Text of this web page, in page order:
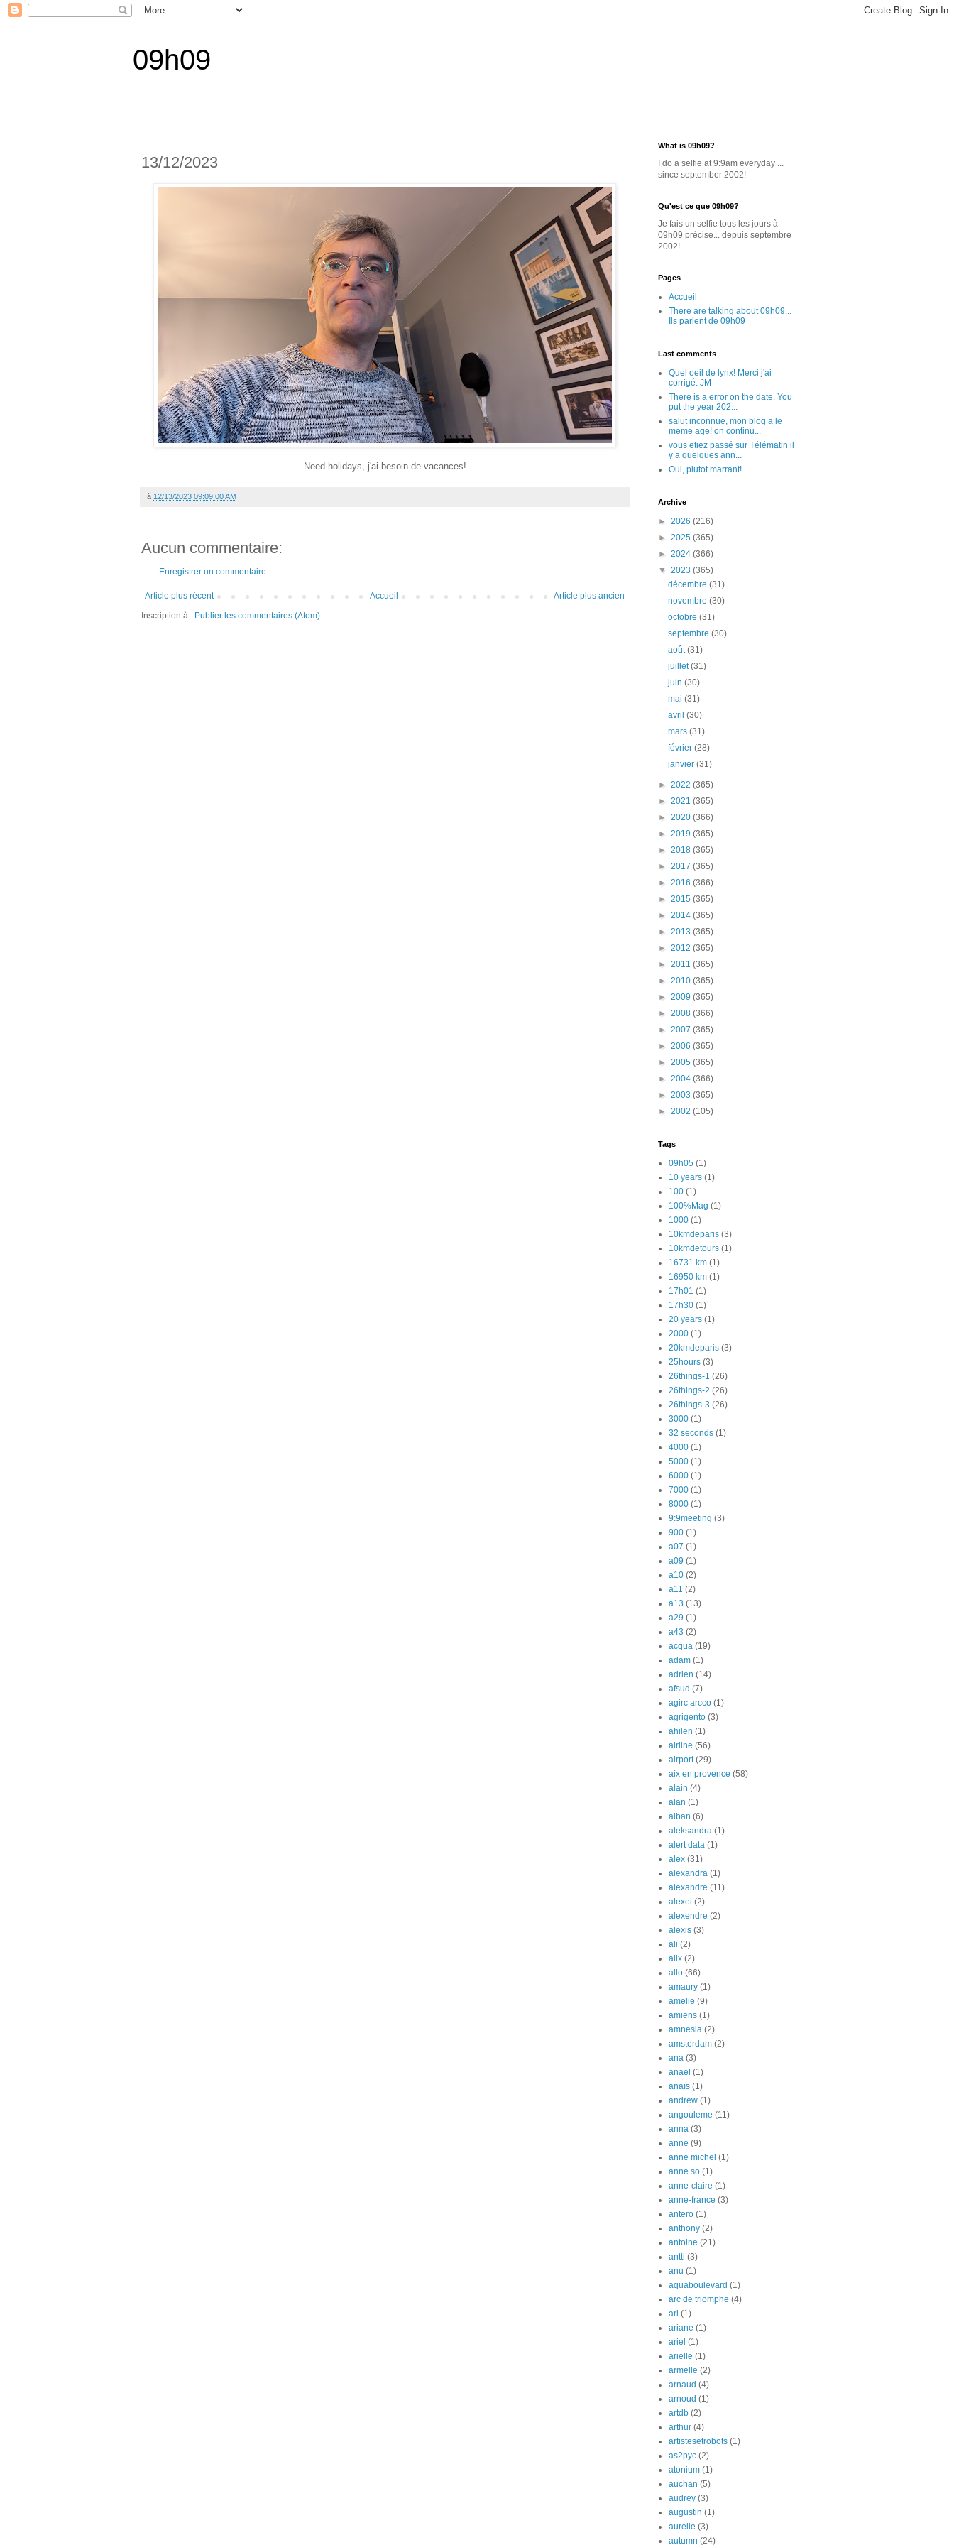
09h09
13/12/2023
Need holidays, j'ai besoin de vacances!
à 12/13/2023 09:09:00 AM
Aucun commentaire:
Enregistrer un commentaire
Article plus récent Article plus ancien
Accueil
Inscription à : Publier les commentaires (Atom)
What is 09h09?
I do a selfie at 9:9am everyday ...
since september 2002!
Qu'est ce que 09h09?
Je fais un selfie tous les jours à
09h09 précise... depuis septembre
2002!
Pages
Accueil
There are talking about 09h09...
Ils parlent de 09h09
Last comments
Quel oeil de lynx! Merci j'ai
corrigé. JM
There is a error on the date. You
put the year 202...
salut inconnue, mon blog a le
meme age! on continu...
vous etiez passé sur Télématin il
y a quelques ann...
Oui, plutot marrant!
Archive
► 2026 (216)
► 2025 (365)
► 2024 (366)
▼ 2023 (365)
décembre(31)
novembre(30)
octobre(31)
septembre(30)
août(31)
juillet(31)
juin(30)
mai(31)
avril(30)
mars(31)
février(28)
janvier(31)
► 2022 (365)
► 2021 (365)
► 2020 (366)
► 2019 (365)
► 2018 (365)
► 2017 (365)
► 2016 (366)
► 2015 (365)
► 2014 (365)
► 2013 (365)
► 2012 (365)
► 2011 (365)
► 2010 (365)
► 2009 (365)
► 2008 (366)
► 2007 (365)
► 2006 (365)
► 2005 (365)
► 2004 (366)
► 2003 (365)
► 2002 (105)
Tags
09h05 (1)
10 years (1)
100 (1)
100%Mag (1)
1000 (1)
10kmdeparis (3)
10kmdetours (1)
16731 km (1)
16950 km (1)
17h01 (1)
17h30 (1)
20 years (1)
2000 (1)
20kmdeparis (3)
25hours (3)
26things-1 (26)
26things-2 (26)
26things-3 (26)
3000 (1)
32 seconds (1)
4000 (1)
5000 (1)
6000 (1)
7000 (1)
8000 (1)
9:9meeting (3)
900 (1)
a07 (1)
a09 (1)
a10 (2)
a11 (2)
a13 (13)
a29 (1)
a43 (2)
acqua (19)
adam (1)
adrien (14)
afsud (7)
agirc arcco (1)
agrigento (3)
ahilen (1)
airline (56)
airport (29)
aix en provence (58)
alain (4)
alan (1)
alban (6)
aleksandra (1)
alert data (1)
alex (31)
alexandra (1)
alexandre (11)
alexei (2)
alexendre (2)
alexis (3)
ali (2)
alix (2)
allo (66)
amaury (1)
amelie (9)
amiens (1)
amnesia (2)
amsterdam (2)
ana (3)
anael (1)
anaïs (1)
andrew (1)
angouleme (11)
anna (3)
anne (9)
anne michel (1)
anne so (1)
anne-claire (1)
anne-france (3)
antero (1)
anthony (2)
antoine (21)
antti (3)
anu (1)
aquaboulevard (1)
arc de triomphe (4)
ari (1)
ariane (1)
ariel (1)
arielle (1)
armelle (2)
arnaud (4)
arnoud (1)
artdb (2)
arthur (4)
artistesetrobots (1)
as2pyc (2)
atonium (1)
auchan (5)
audrey (3)
augustin (1)
aurelie (3)
autumn (24)